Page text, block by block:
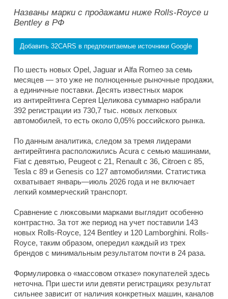
Названы марки с продажами ниже Rolls-Royce и
Bentley в РФ
Добавить 32CARS в предпочитаемые источники Google
По шесть новых Opel, Jaguar и Alfa Romeo за семь
месяцев — это уже не полноценные рыночные продажи,
а единичные поставки. Десять известных марок
из антирейтинга Сергея Целикова суммарно набрали
392 регистрации из 730,7 тыс. новых легковых
автомобилей, то есть около 0,05% российского рынка.
По данным аналитика, следом за тремя лидерами
антирейтинга расположились Acura с семью машинами,
Fiat с девятью, Peugeot с 21, Renault с 36, Citroen с 85,
Tesla с 89 и Genesis со 127 автомобилями. Статистика
охватывает январь—июль 2026 года и не включает
легкий коммерческий транспорт.
Сравнение с люксовыми марками выглядит особенно
контрастно. За тот же период на учет поставили 143
новых Rolls-Royce, 124 Bentley и 120 Lamborghini. Rolls-
Royce, таким образом, опередил каждый из трех
брендов с минимальным результатом почти в 24 раза.
Формулировка о «массовом отказе» покупателей здесь
неточна. При шести или девяти регистрациях результат
сильнее зависит от наличия конкретных машин, каналов